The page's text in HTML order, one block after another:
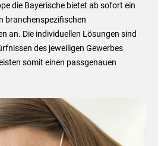
die Bayerische bietet ab sofort ein
branchenspezifischen
an. Die individuellen Lösungen sind
des jeweiligen Gewerbes
somit einen passgenauen